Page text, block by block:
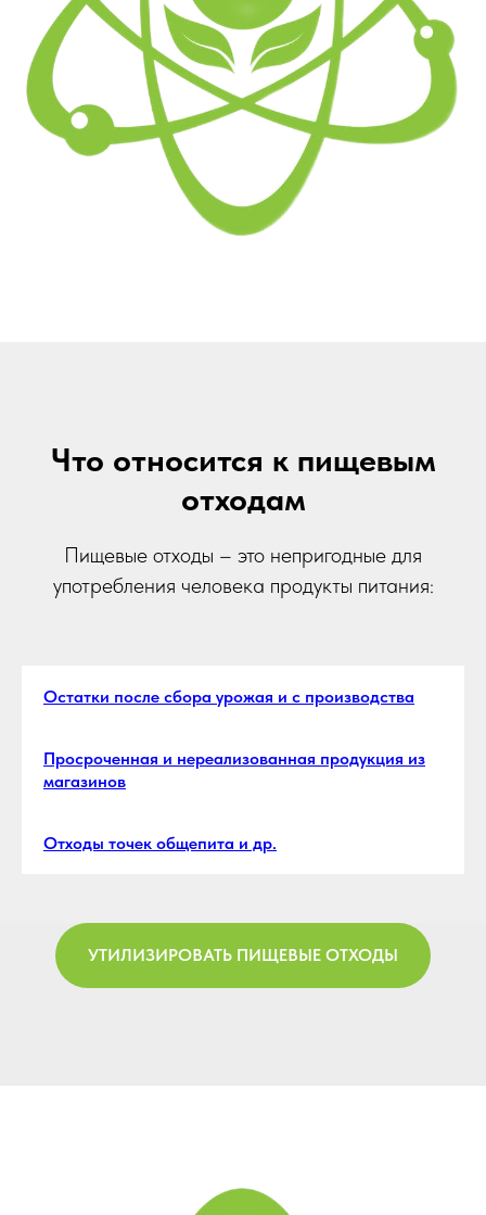
Что относится к пищевым
отходам
Пищевые отходы – это непригодные для
употребления человека продукты питания:
Остатки после сбора урожая и с производства
Просроченная и нереализованная продукция из
магазинов
Отходы точек общепита и др.
УТИЛИЗИРОВАТЬ ПИЩЕВЫЕ ОТХОДЫ